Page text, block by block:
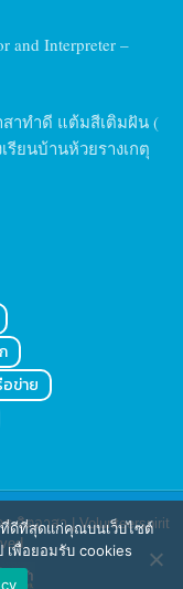
and Interpreter –
สาทำดี แต้มสีเติมฝัน (
รียนบ้านห้วยรางเกตุ
ข่าย
จิตอาสา | Volunteerspirit
ที่ดีที่สุดแก่คุณบนเว็บไซต์
เพื่อยอมรับ cookies